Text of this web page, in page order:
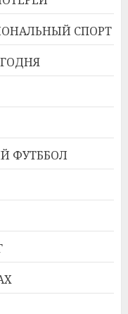
СПОРТ
ФУТББОЛ